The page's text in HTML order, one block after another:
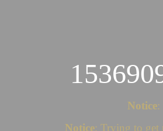
Notice:
Notice: Trying to get